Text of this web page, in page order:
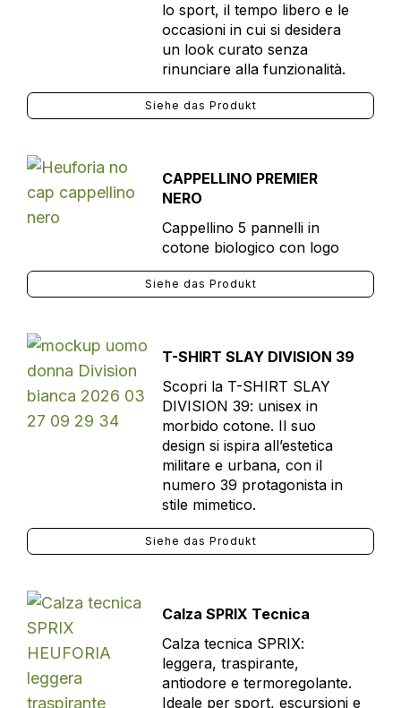
lo sport, il tempo libero e le
occasioni in cui si desidera
un look curato senza
rinunciare alla funzionalità.
Siehe das Produkt
CAPPELLINO PREMIER
NERO
Cappellino 5 pannelli in
cotone biologico con logo
Siehe das Produkt
T-SHIRT SLAY DIVISION 39
Scopri la T-SHIRT SLAY
DIVISION 39: unisex in
morbido cotone. Il suo
design si ispira all’estetica
militare e urbana, con il
numero 39 protagonista in
stile mimetico.
Siehe das Produkt
Calza SPRIX Tecnica
Calza tecnica SPRIX:
leggera, traspirante,
antiodore e termoregolante.
Ideale per sport, escursioni e